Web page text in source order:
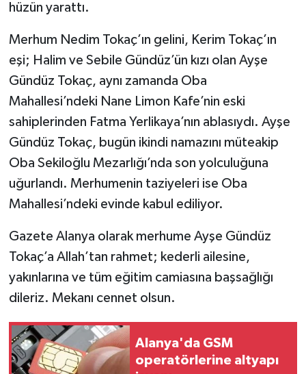
hüzün yarattı.
Merhum Nedim Tokaç’ın gelini, Kerim Tokaç’ın
eşi; Halim ve Sebile Gündüz’ün kızı olan Ayşe
Gündüz Tokaç, aynı zamanda Oba
Mahallesi’ndeki Nane Limon Kafe’nin eski
sahiplerinden Fatma Yerlikaya’nın ablasıydı. Ayşe
Gündüz Tokaç, bugün ikindi namazını müteakip
Oba Sekiloğlu Mezarlığı’nda son yolculuğuna
uğurlandı. Merhumenin taziyeleri ise Oba
Mahallesi’ndeki evinde kabul ediliyor.
Gazete Alanya olarak merhume Ayşe Gündüz
Tokaç’a Allah’tan rahmet; kederli ailesine,
yakınlarına ve tüm eğitim camiasına başsağlığı
dileriz. Mekanı cennet olsun.
Alanya'da GSM
operatörlerine altyapı